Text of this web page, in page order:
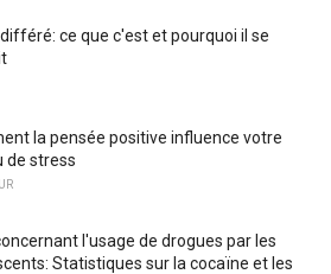
ce que c'est et pourquoi il se
la pensée positive influence votre
de stress
l'usage de drogues par les
Statistiques sur la cocaïne et les